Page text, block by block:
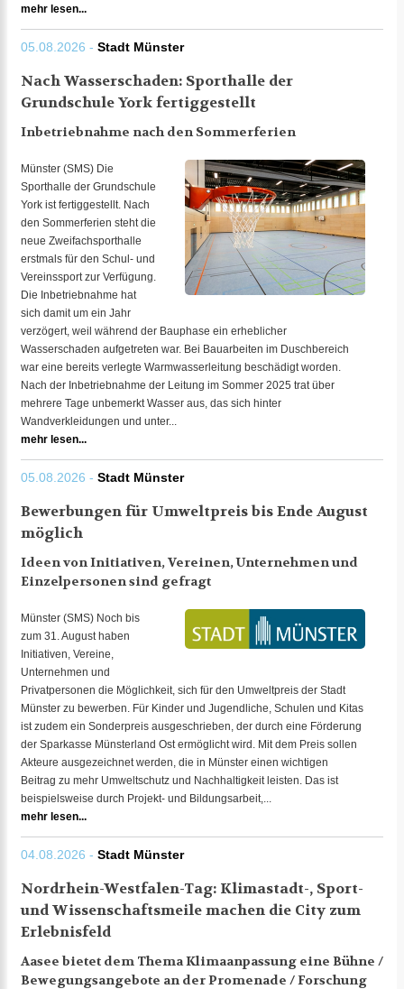
mehr lesen...
05.08.2026 - Stadt Münster
Nach Wasserschaden: Sporthalle der
Grundschule York fertiggestellt
Inbetriebnahme nach den Sommerferien
Münster (SMS) Die
Sporthalle der Grundschule
York ist fertiggestellt. Nach
den Sommerferien steht die
neue Zweifachsporthalle
erstmals für den Schul- und
Vereinssport zur Verfügung.
Die Inbetriebnahme hat
sich damit um ein Jahr
verzögert, weil während der Bauphase ein erheblicher
Wasserschaden aufgetreten war. Bei Bauarbeiten im Duschbereich
war eine bereits verlegte Warmwasserleitung beschädigt worden.
Nach der Inbetriebnahme der Leitung im Sommer 2025 trat über
mehrere Tage unbemerkt Wasser aus, das sich hinter
Wandverkleidungen und unter...
mehr lesen...
05.08.2026 - Stadt Münster
Bewerbungen für Umweltpreis bis Ende August
möglich
Ideen von Initiativen, Vereinen, Unternehmen und
Einzelpersonen sind gefragt
Münster (SMS) Noch bis
zum 31. August haben
Initiativen, Vereine,
Unternehmen und
Privatpersonen die Möglichkeit, sich für den Umweltpreis der Stadt
Münster zu bewerben. Für Kinder und Jugendliche, Schulen und Kitas
ist zudem ein Sonderpreis ausgeschrieben, der durch eine Förderung
der Sparkasse Münsterland Ost ermöglicht wird. Mit dem Preis sollen
Akteure ausgezeichnet werden, die in Münster einen wichtigen
Beitrag zu mehr Umweltschutz und Nachhaltigkeit leisten. Das ist
beispielsweise durch Projekt- und Bildungsarbeit,...
mehr lesen...
04.08.2026 - Stadt Münster
Nordrhein-Westfalen-Tag: Klimastadt-, Sport-
und Wissenschaftsmeile machen die City zum
Erlebnisfeld
Aasee bietet dem Thema Klimaanpassung eine Bühne /
Bewegungsangebote an der Promenade / Forschung